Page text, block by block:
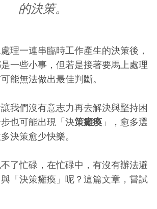
的決策。
理一連串臨時工作產生的決策後，
一些小事，但若是接著要馬上處理
能無法做出最佳判斷。
讓我們沒有意志力再去解決與堅持困
也可能出現「決策癱瘓 」，愈多選
決策愈少快樂。
了忙碌，在忙碌中，有沒有辦法避
「決策癱瘓」呢？這篇文章，嘗試